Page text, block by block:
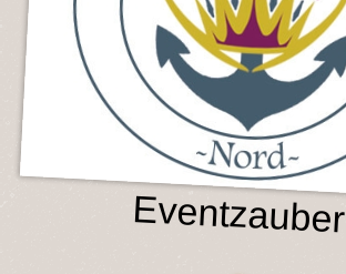
Eventzauber